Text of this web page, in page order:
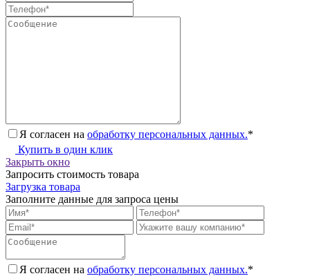
Я согласен на обработку персональных данных.*
Купить в один клик
Закрыть окно
Запросить стоимость товара
Загрузка товара
Заполните данные для запроса цены
Я согласен на обработку персональных данных.*